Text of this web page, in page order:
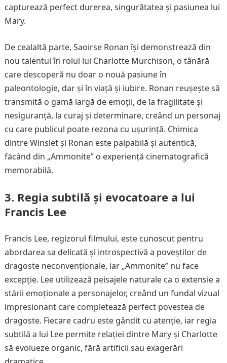
capturează perfect durerea, singurătatea și pasiunea lui
Mary.
De cealaltă parte, Saoirse Ronan își demonstrează din
nou talentul în rolul lui Charlotte Murchison, o tânără
care descoperă nu doar o nouă pasiune în
paleontologie, dar și în viață și iubire. Ronan reușește să
transmită o gamă largă de emoții, de la fragilitate și
nesiguranță, la curaj și determinare, creând un personaj
cu care publicul poate rezona cu ușurință. Chimica
dintre Winslet și Ronan este palpabilă și autentică,
făcând din „Ammonite” o experiență cinematografică
memorabilă.
3. Regia subtilă și evocatoare a lui
Francis Lee
Francis Lee, regizorul filmului, este cunoscut pentru
abordarea sa delicată și introspectivă a poveștilor de
dragoste neconvenționale, iar „Ammonite” nu face
excepție. Lee utilizează peisajele naturale ca o extensie a
stării emoționale a personajelor, creând un fundal vizual
impresionant care completează perfect povestea de
dragoste. Fiecare cadru este gândit cu atenție, iar regia
subtilă a lui Lee permite relației dintre Mary și Charlotte
să evolueze organic, fără artificii sau exagerări